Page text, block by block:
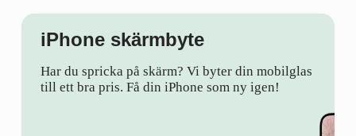
iPhone skärmbyte
Har du spricka på skärm? Vi byter din mobilglas
till ett bra pris. Få din iPhone som ny igen!